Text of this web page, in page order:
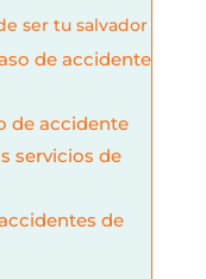
ser tu salvador
de accidente
de accidente
servicios de
de